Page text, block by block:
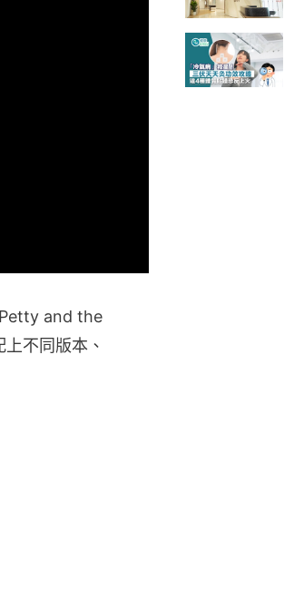
and the
不同版本、